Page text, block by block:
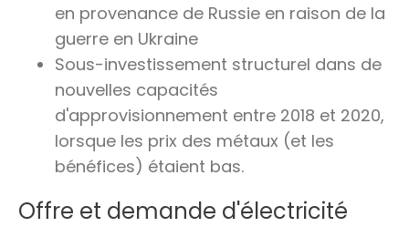
en provenance de Russie en raison de la
guerre en Ukraine
Sous-investissement structurel dans de
nouvelles capacités
d'approvisionnement entre 2018 et 2020,
lorsque les prix des métaux (et les
bénéfices) étaient bas.
Offre et demande d'électricité